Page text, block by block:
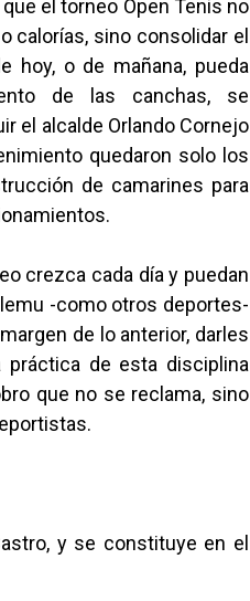
el torneo Open Tenis no
calorías, sino consolidar el
hoy, o de mañana, pueda
de las canchas, se
el alcalde Orlando Cornejo
quedaron solo los
de camarines para
crezca cada día y puedan
-como otros deportes-
de lo anterior, darles
de esta disciplina
que no se reclama, sino
y se constituye en el